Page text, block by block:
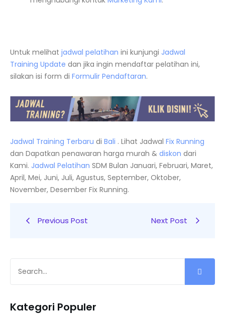
Untuk melihat jadwal pelatihan ini kunjungi Jadwal
Training Update dan jika ingin mendaftar pelatihan ini,
silakan isi form di Formulir Pendaftaran.
Jadwal Training Terbaru di Bali . Lihat Jadwal Fix Running
dan Dapatkan penawaran harga murah & diskon dari
Kami. Jadwal Pelatihan SDM Bulan Januari, Februari, Maret,
April, Mei, Juni, Juli, Agustus, September, Oktober,
November, Desember Fix Running.
Previous Post Next Post
Kategori Populer